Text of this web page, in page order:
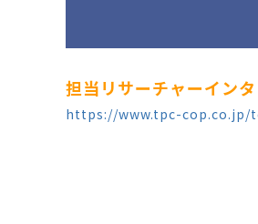
担当リサーチャーイン
https://www.tpc-cop.co.jp/